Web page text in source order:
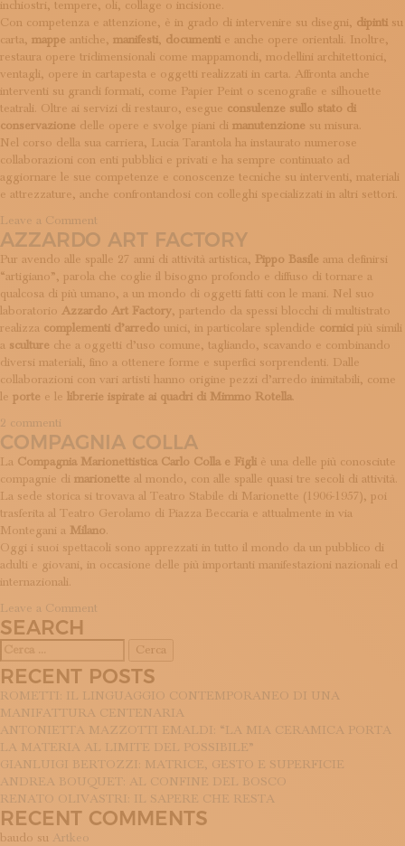
ISCRIVITI ALLA NEWSLETTER
SOSTIENICI
MAGAZINE
TUTTI I CONTENUTI
NEWS
INTERVISTE
ITINERARI
ISCRIVITI
LOGIN
inchiostri, tempere, oli, collage o incisione.
Con competenza e attenzione, è in grado di intervenire su disegni, dipinti su
carta, mappe antiche, manifesti, documenti e anche opere orientali. Inoltre,
restaura opere tridimensionali come mappamondi, modellini architettonici,
ventagli, opere in cartapesta e oggetti realizzati in carta. Affronta anche
interventi su grandi formati, come Papier Peint o scenografie e silhouette
teatrali. Oltre ai servizi di restauro, esegue
consulenze sullo stato di
conservazione delle opere e svolge piani di manutenzione su misura.
Nel corso della sua carriera, Lucia Tarantola ha instaurato numerose
collaborazioni con enti pubblici e privati e ha sempre continuato ad
aggiornare le sue competenze e conoscenze tecniche su interventi, materiali
e attrezzature, anche confrontandosi con colleghi specializzati in altri settori.
Leave a Comment
Lucia
Tarantola
AZZARDO ART FACTORY
Pur avendo alle spalle 27 anni di attività artistica, Pippo Basile ama definirsi
“artigiano”, parola che coglie il bisogno profondo e diffuso di tornare a
qualcosa di più umano, a un mondo di oggetti fatti con le mani. Nel suo
laboratorio Azzardo Art Factory, partendo da spessi blocchi di multistrato
realizza complementi d’arredo unici, in particolare splendide cornici più simili
a sculture che a oggetti d’uso comune, tagliando, scavando e combinando
diversi materiali, fino a ottenere forme e superfici sorprendenti. Dalle
collaborazioni con vari artisti hanno origine pezzi d’arredo inimitabili, come
le porte e le librerie ispirate ai quadri di Mimmo Rotella.
2 commenti
Azzardo
Art
Factory
COMPAGNIA COLLA
La Compagnia Marionettistica Carlo Colla e Figli è una delle più conosciute
compagnie di marionette al mondo, con alle spalle quasi tre secoli di attività.
La sede storica si trovava al Teatro Stabile di Marionette (1906-1957), poi
trasferita al Teatro Gerolamo di Piazza Beccaria e attualmente in via
Montegani a Milano.
Oggi i suoi spettacoli sono apprezzati in tutto il mondo da un pubblico di
adulti e giovani, in occasione delle più importanti manifestazioni nazionali ed
internazionali.
Leave a Comment
Colla
SEARCH
per:
RECENT POSTS
ROMETTI: IL LINGUAGGIO CONTEMPORANEO DI UNA
MANIFATTURA CENTENARIA
ANTONIETTA MAZZOTTI EMALDI: “LA MIA CERAMICA PORTA
LA MATERIA AL LIMITE DEL POSSIBILE”
GIANLUIGI BERTOZZI: MATRICE, GESTO E SUPERFICIE
ANDREA BOUQUET: AL CONFINE DEL BOSCO
RENATO OLIVASTRI: IL SAPERE CHE RESTA
RECENT COMMENTS
baudo su Artkeo